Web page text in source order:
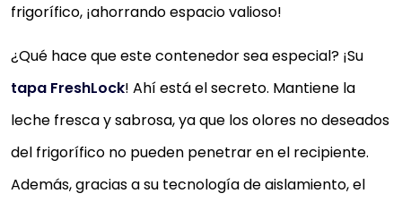
frigorífico, ¡ahorrando espacio valioso!
¿Qué hace que este contenedor sea especial? ¡Su
tapa FreshLock! Ahí está el secreto. Mantiene la
leche fresca y sabrosa, ya que los olores no deseados
del frigorífico no pueden penetrar en el recipiente.
Además, gracias a su tecnología de aislamiento, el